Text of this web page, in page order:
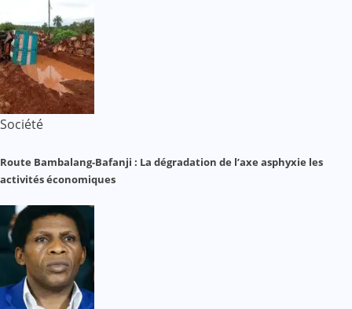
Société
Route Bambalang-Bafanji : La dégradation de l’axe asphyxie les
activités économiques